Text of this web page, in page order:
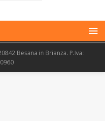
Besana in Brianza. P.Iva: